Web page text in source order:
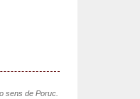
sens de Poruc.